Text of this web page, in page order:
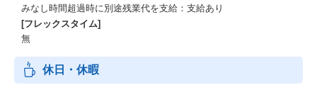
みなし時間超過時に別途残業代を支給：支給あり
[フレックスタイム]
無
休日・休暇